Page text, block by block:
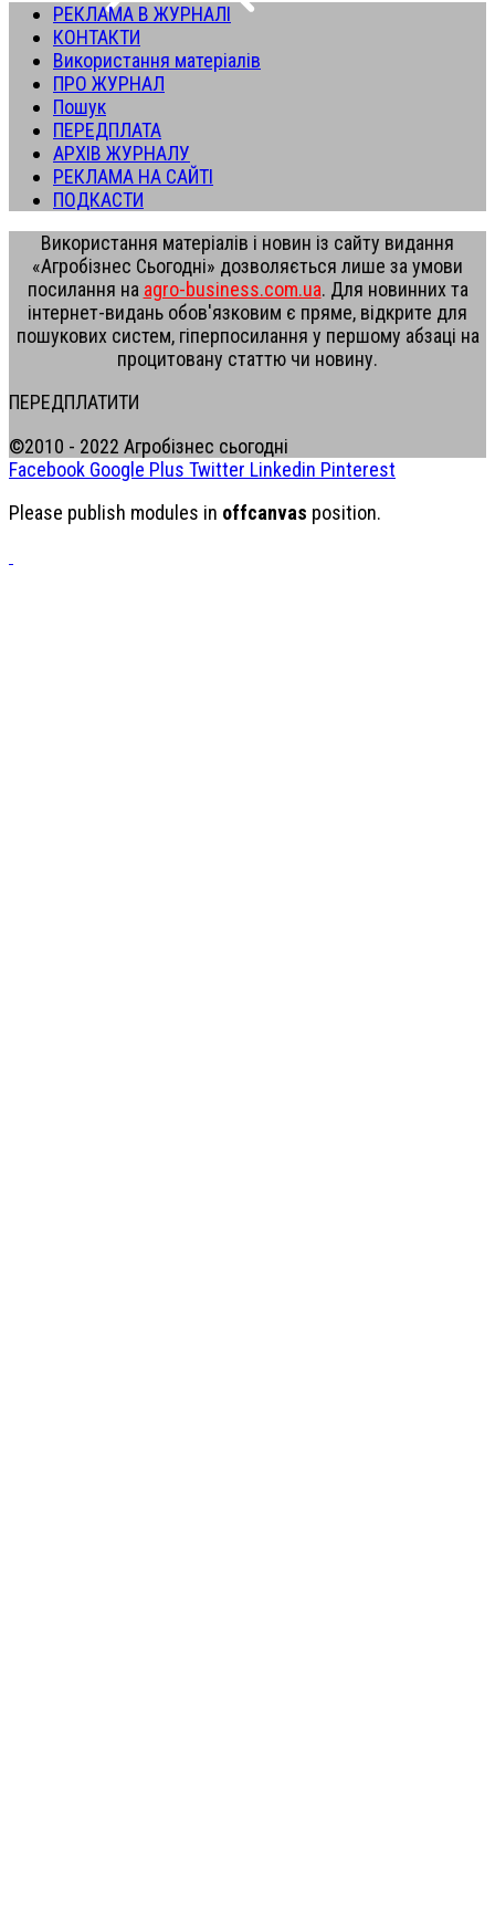
РЕКЛАМА В ЖУРНАЛІ
КОНТАКТИ
Використання матеріалів
ПРО ЖУРНАЛ
Пошук
ПЕРЕДПЛАТА
АРХІВ ЖУРНАЛУ
РЕКЛАМА НА САЙТІ
ПОДКАСТИ
Використання матеріалів і новин із сайту видання
«Агробізнес Сьогодні» дозволяється лише за умови
посилання на agro-business.com.ua. Для новинних та
інтернет-видань обов'язковим є пряме, відкрите для
пошукових систем, гіперпосилання у першому абзаці на
процитовану статтю чи новину.
ПЕРЕДПЛАТИТИ
©2010 - 2022 Агробізнес сьогодні
Facebook Google Plus Twitter Linkedin Pinterest
Please publish modules in offcanvas position.